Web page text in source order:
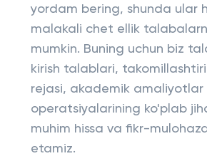
yordam bering, shunda ular
malakali chet ellik
mumkin. Buning uchun biz
kirish talablari,
rejasi, akademik amaliyotlar
operatsiyalarining ko'plab
muhim hissa va fikr-
etamiz.